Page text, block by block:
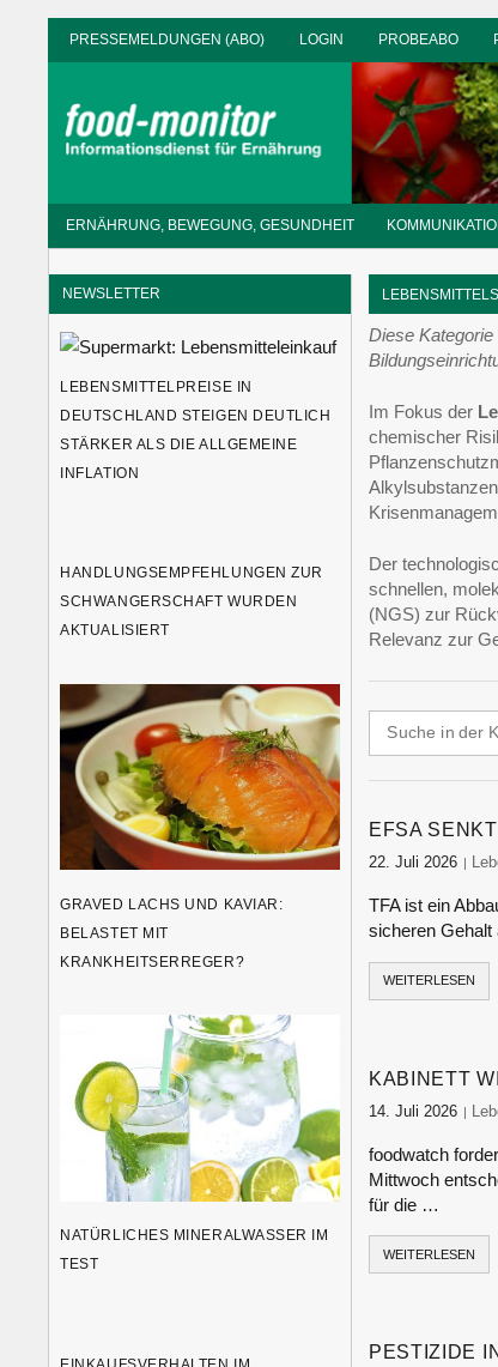
Zum
Inhalt
PRESSEMELDUNGEN (ABO) LOGIN PROBEABO
Informationsdienst
ERNÄHRUNG, BEWEGUNG, GESUNDHEIT
Diese
Im Fokus der
chemischer
Der
schnellen,
(NGS) zur
Relevanz zur
EFSA
22. Juli 2026
TFA ist ein
sicheren Gehalt
WEITERLESEN
KABINETT
14. Juli 2026
foodwatch
Mittwoch
für die …
WEITERLESEN
PESTIZIDE
NEWSLETTER
LEBENSMITTELPREISE IN
DEUTSCHLAND STEIGEN DEUTLICH
STÄRKER ALS DIE ALLGEMEINE
INFLATION
HANDLUNGSEMPFEHLUNGEN ZUR
SCHWANGERSCHAFT WURDEN
AKTUALISIERT
GRAVED LACHS UND KAVIAR:
BELASTET MIT
KRANKHEITSERREGER?
NATÜRLICHES MINERALWASSER IM
TEST